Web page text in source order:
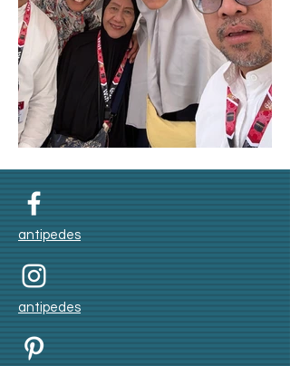
antipedes
antipedes